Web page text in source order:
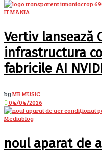
IT MANIA
Vertiv lansează
infrastructura
fabricile AI
byMB MUSIC
04/04/2026
Mediablog
noul aparat de